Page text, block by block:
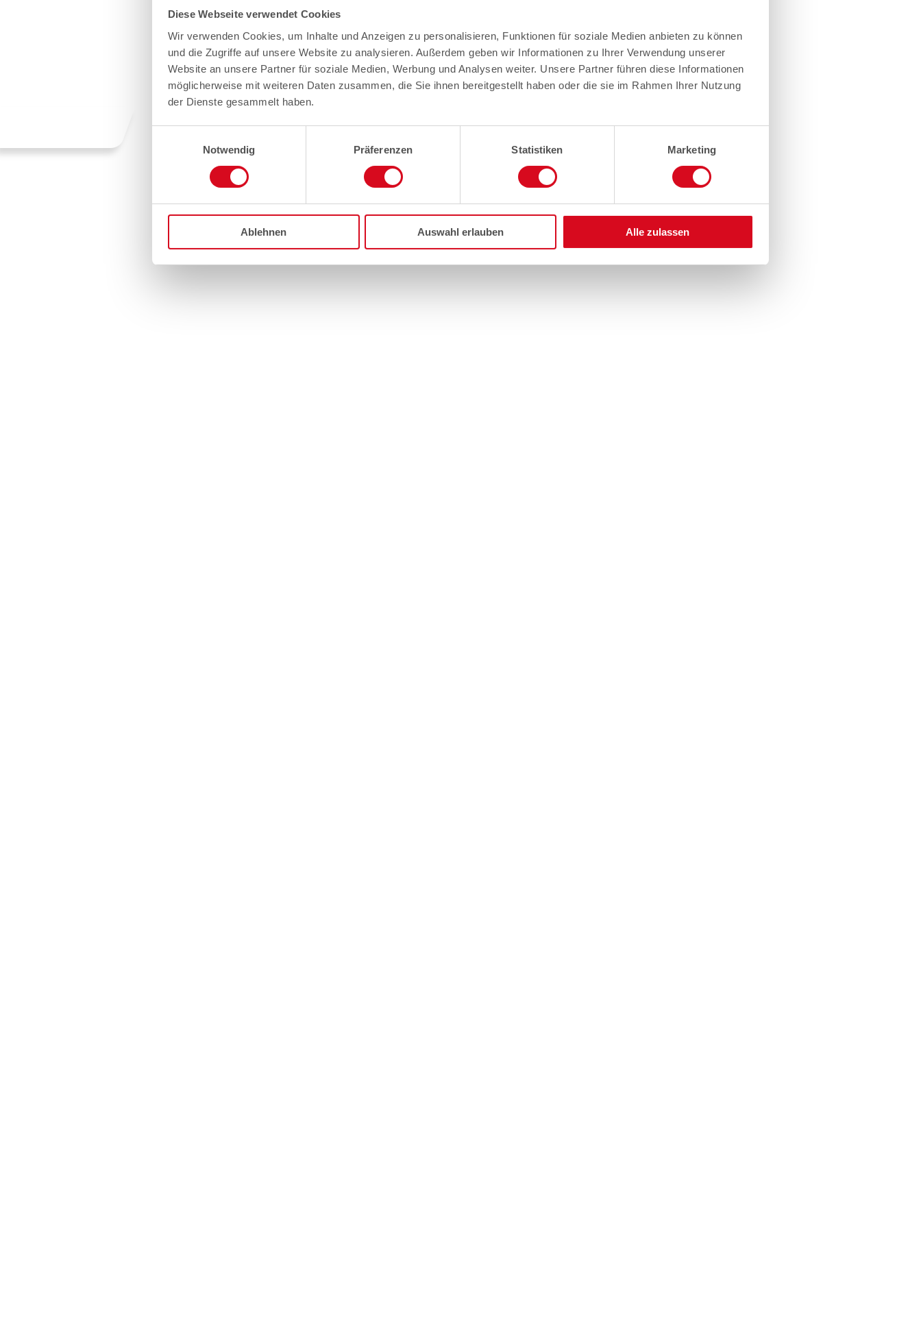
Diese Webseite verwendet Cookies
Wir verwenden Cookies, um Inhalte und Anzeigen zu personalisieren, Funktionen für soziale Medien anbieten zu können
und die Zugriffe auf unsere Website zu analysieren. Außerdem geben wir Informationen zu Ihrer Verwendung unserer
Website an unsere Partner für soziale Medien, Werbung und Analysen weiter. Unsere Partner führen diese Informationen
möglicherweise mit weiteren Daten zusammen, die Sie ihnen bereitgestellt haben oder die sie im Rahmen Ihrer Nutzung
der Dienste gesammelt haben.
Notwendig
Präferenzen Statistiken Marketing
Ablehnen Auswahl erlauben Alle zulassen